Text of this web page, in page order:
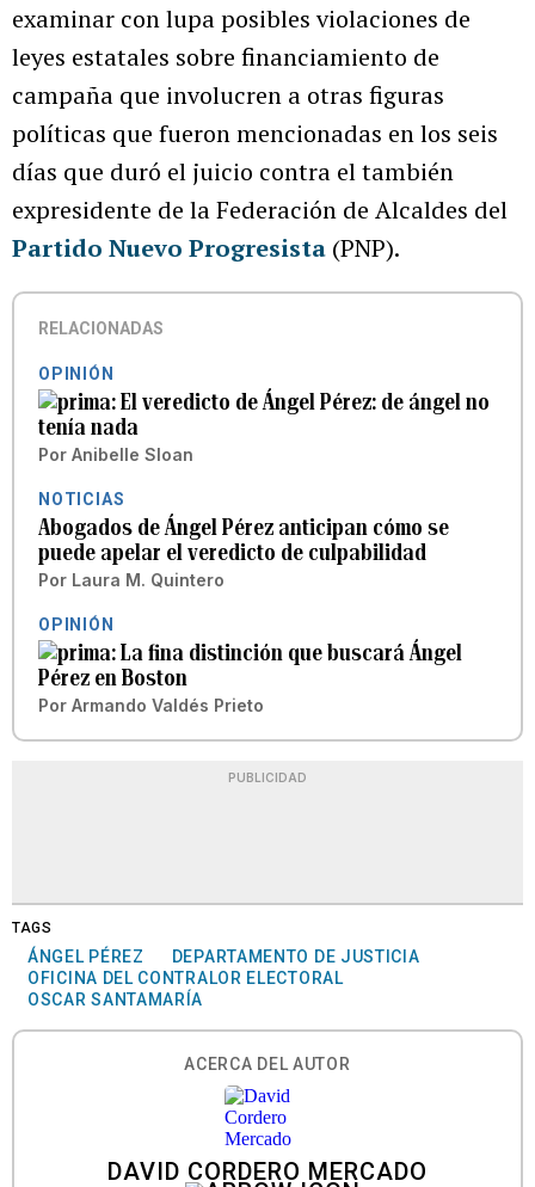
examinar con lupa posibles violaciones de
leyes estatales sobre financiamiento de
campaña que involucren a otras figuras
políticas que fueron mencionadas en los seis
días que duró el juicio contra el también
expresidente de la Federación de Alcaldes del
Partido Nuevo Progresista (PNP).
RELACIONADAS
OPINIÓN
El veredicto de Ángel Pérez: de ángel no
tenía nada
Por Anibelle Sloan
NOTICIAS
Abogados de Ángel Pérez anticipan cómo se
puede apelar el veredicto de culpabilidad
Por Laura M. Quintero
OPINIÓN
La fina distinción que buscará Ángel
Pérez en Boston
Por Armando Valdés Prieto
PUBLICIDAD
TAGS
ÁNGEL PÉREZ
DEPARTAMENTO DE JUSTICIA
OFICINA DEL CONTRALOR ELECTORAL
OSCAR SANTAMARÍA
ACERCA DEL AUTOR
DAVID CORDERO MERCADO